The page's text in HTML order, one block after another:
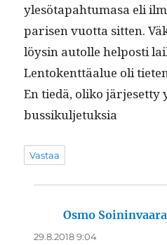
ylesö­ta­pah­tu­masa eli
parisen vuot­ta sit­ten.
löysin autolle hel­posti
Lento­kent­täalue oli
En tiedä, oliko jär­je­set­ty
bussikuljetuksia
Vastaa
Osmo Soininvaara
29.8.2018 9:04